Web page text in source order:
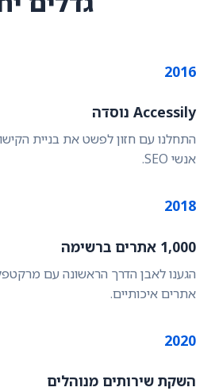
2016
Accessily נוסדה
התחלנו עם חזון לפשט את בניית
אנשי SEO.
2018
1,000 אתרים ברשימה
הגענו לאבן הדרך הראשונה עם
אתרים איכותיים.
2020
השקת שירותים מנוהלים